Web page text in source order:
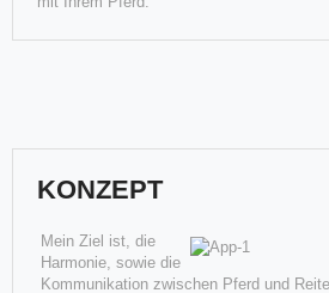
Stacey ("Flescholena") ist da
neues Zuhause, neue
KONZEPT
Mein Ziel ist, die
Harmonie, sowie die
Kommunikation zwischen Pferd und